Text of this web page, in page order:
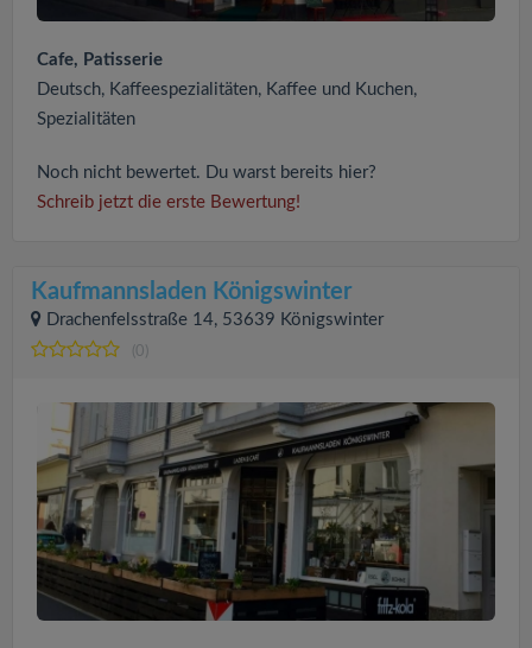
Cafe, Patisserie
Deutsch, Kaffeespezialitäten, Kaffee und Kuchen,
Spezialitäten
Noch nicht bewertet. Du warst bereits hier?
Schreib jetzt die erste Bewertung!
Kaufmannsladen Königswinter
Drachenfelsstraße 14, 53639 Königswinter
(0)